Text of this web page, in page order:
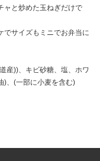
ャと炒めた玉ねぎだけで
でサイズもミニでお弁当に
産))、キビ砂糖、塩、ホワ
)、(一部に小麦を含む)